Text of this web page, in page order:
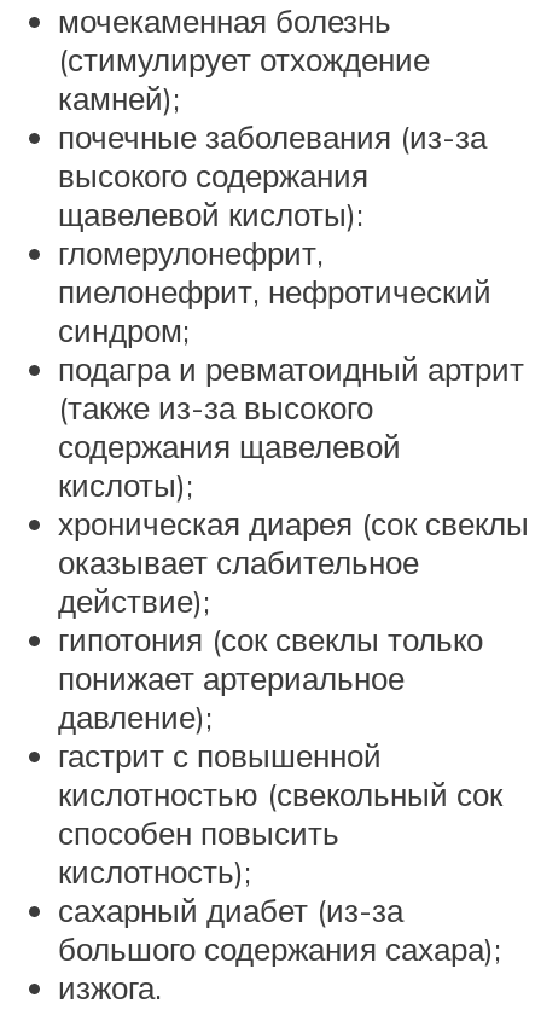
мочекаменная болезнь
(стимулирует отхождение
камней);
почечные заболевания (из-за
высокого содержания
щавелевой кислоты):
гломерулонефрит,
пиелонефрит, нефротический
синдром;
подагра и ревматоидный артрит
(также из-за высокого
содержания щавелевой
кислоты);
хроническая диарея (сок свеклы
оказывает слабительное
действие);
гипотония (сок свеклы только
понижает артериальное
давление);
гастрит с повышенной
кислотностью (свекольный сок
способен повысить
кислотность);
сахарный диабет (из-за
большого содержания сахара);
изжога.